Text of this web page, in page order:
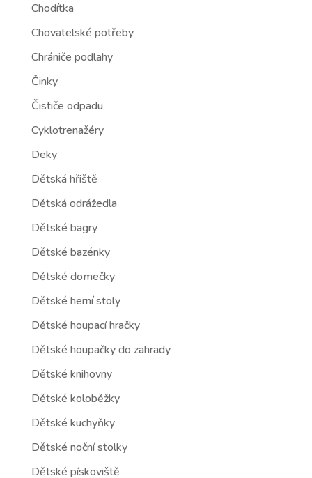
Chodítka
Chovatelské potřeby
Chrániče podlahy
Činky
Čističe odpadu
Cyklotrenažéry
Deky
Dětská hřiště
Dětská odrážedla
Dětské bagry
Dětské bazénky
Dětské domečky
Dětské herní stoly
Dětské houpací hračky
Dětské houpačky do zahrady
Dětské knihovny
Dětské koloběžky
Dětské kuchyňky
Dětské noční stolky
Dětské pískoviště